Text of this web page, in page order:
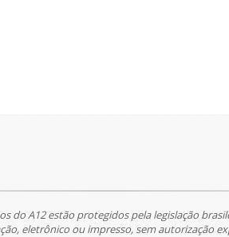
do A12 estão protegidos pela legislação
eletrônico ou impresso, sem autorização